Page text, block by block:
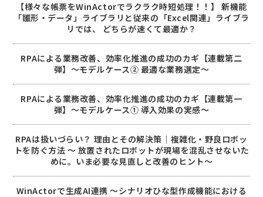
【様々な帳票をWinActorでラクラク時短処理！！】 新機能
「雛形・データ」ライブラリと従来の「Excel関連」ライブラ
リでは、 どちらが速くて最適か？
RPAによる業務改善、効率化推進の成功のカギ【連載第二
弾】～モデルケース② 最適な業務選定～
RPAによる業務改善、効率化推進の成功のカギ【連載第一
弾】～モデルケース① 導入効果の実感～
RPAは扱いづらい？ 理由とその解決策｜複雑化・野良ロボッ
トを防ぐ方法 〜 放置されたロボットが現場を混乱させないた
めに。いま必要な見直しと改善のヒント〜
WinActorで生成AI連携 ～シナリオひな型作成機能における